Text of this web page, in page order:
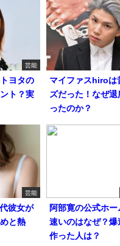
芸能
ヨタの
ト？実
マイファスhiroは
ズだった！なぜ退
ったのか？
芸能
彼女が
と熱
阿部寛の公式ホ
速いのはなぜ？爆
作った人は？